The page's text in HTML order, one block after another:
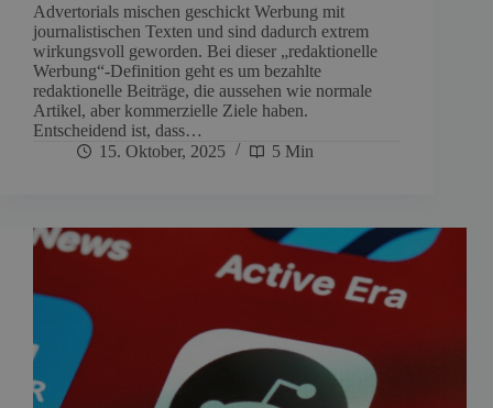
Advertorials mischen geschickt Werbung mit
journalistischen Texten und sind dadurch extrem
wirkungsvoll geworden. Bei dieser „redaktionelle
Werbung“-Definition geht es um bezahlte
redaktionelle Beiträge, die aussehen wie normale
Artikel, aber kommerzielle Ziele haben.
Entscheidend ist, dass…
15. Oktober, 2025
5 Min